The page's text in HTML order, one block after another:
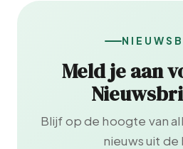
Meld je aan
Blijf op de hoogte van
nieuws uit de